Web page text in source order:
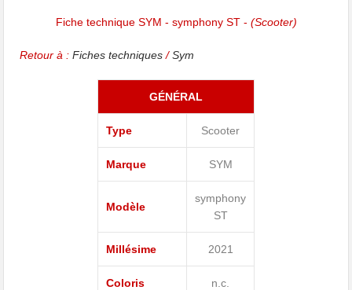
Fiche technique SYM - symphony ST - (Scooter)
Retour à :Fiches techniques/Sym
GÉNÉRAL
Type Scooter
Marque SYM
Modèle
symphony
ST
Millésime 2021
Coloris n.c.